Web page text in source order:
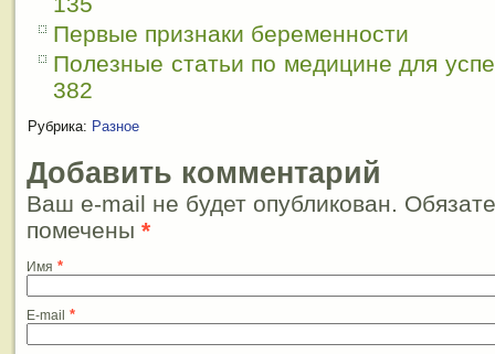
Первые признаки беременности
Полезные статьи по медицине для
382
Рубрика: Разное
Добавить комментарий
Ваш e-mail не будет опубликован.
помечены *
Имя *
E-mail *